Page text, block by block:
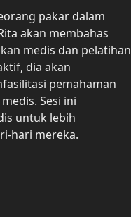
pakar dalam
akan membahas
medis dan pelatihan
dia akan
pemahaman
Sesi ini
untuk lebih
hari mereka.